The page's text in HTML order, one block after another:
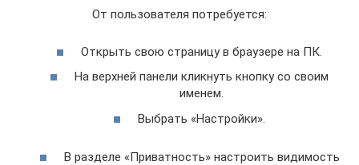
От пользователя потребуется:
Открыть свою страницу в браузере на ПК.
На верхней панели кликнуть кнопку со своим
именем.
Выбрать «Настройки».
В разделе «Приватность» настроить видимость